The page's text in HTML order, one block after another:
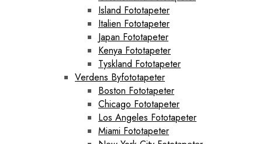
Island Fototapeter
Italien Fototapeter
Japan Fototapeter
Kenya Fototapeter
Tyskland Fototapeter
Verdens Byfototapeter
Boston Fototapeter
Chicago Fototapeter
Los Angeles Fototapeter
Miami Fototapeter